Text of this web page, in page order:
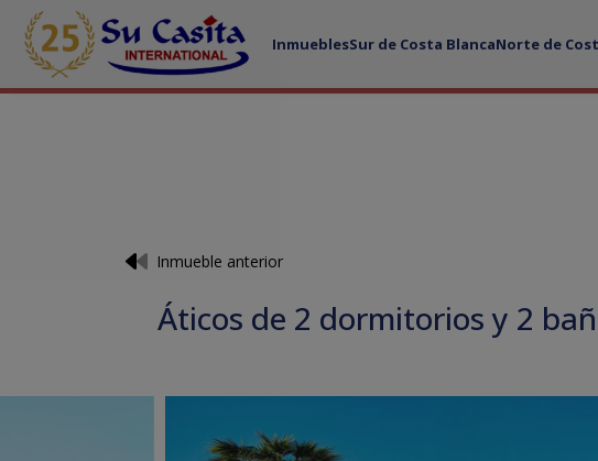
InmueblesSur de Costa BlancaNorte de
Inmueble anterior
Áticos de 2 dormitorios y 2